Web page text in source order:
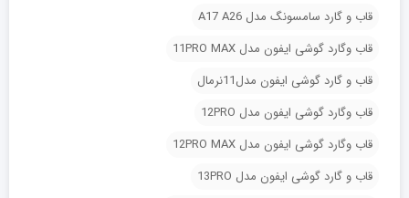
قاب و گارد سامسونگ مدل A17 A26
قاب وگارد گوشی ایفون مدل 11PRO MAX
قاب و گارد گوشی ایفون مدل11نرمال
قاب وگارد گوشی ایفون مدل 12PRO
قاب وگارد گوشی ایفون مدل 12PRO MAX
قاب و گارد گوشی ایفون مدل 13PRO